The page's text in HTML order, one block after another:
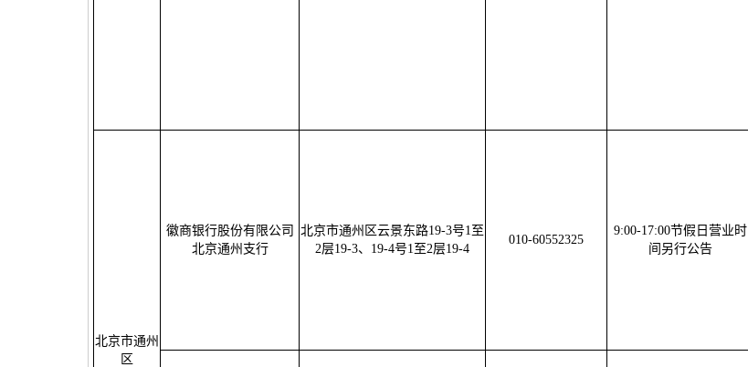
北京市通州
区
徽商银行股份有限公司
北京通州支行
北京市通州区云景东路19-3号1至
2层19-3、19-4号1至2层19-4
010-60552325
9:00-17:00节假日营业时
间另行公告